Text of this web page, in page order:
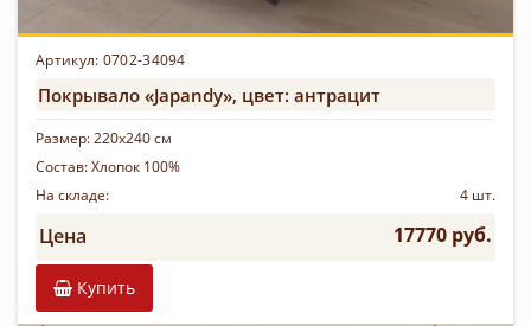
Артикул: 0702-34094
Покрывало «Japandy», цвет: антрацит
Размер:220х240 см
Состав:Хлопок 100%
На складе:
4 шт.
Цена 17770 руб.
Купить